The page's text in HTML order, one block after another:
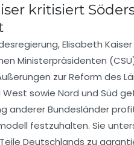
kritisiert
Elisabeth
Ministerpräsidenten
zurReform des
sowie Nord und Süd
anderer Bundesländer
festzuhalten. Sie
Deutschlands zu